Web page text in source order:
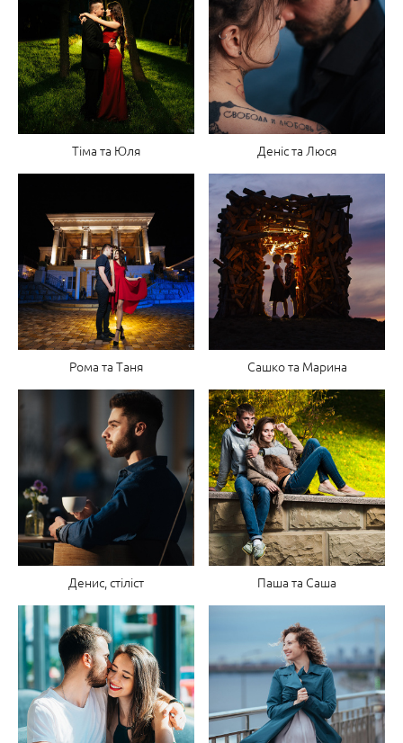
Тіма та Юля Деніс та Люся
Рома та Таня Сашко та Марина
Денис, стіліст Паша та Саша